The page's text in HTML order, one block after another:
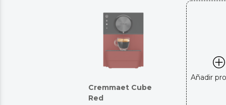
Cremmaet Cube
Red
Añadir